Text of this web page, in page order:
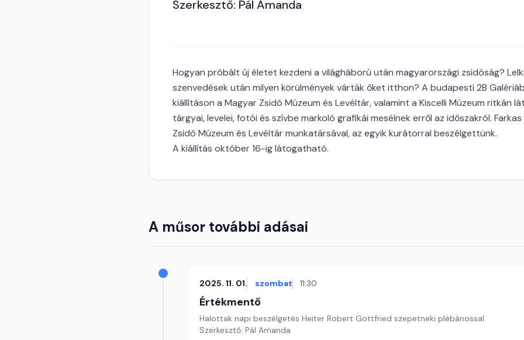
Szerkesztő: Pál Amanda
Hogyan próbált új életet kezdeni a világháború után magyarországi zsidóság?
szenvedések után milyen körülmények várták őket itthon? A budapesti 2B
kiállításon a Magyar Zsidó Múzeum és Levéltár, valamint a Kiscelli Múzeum ritkán
tárgyai, levelei, fotói és szívbe markoló grafikái mesélnek erről az időszakról.
Zsidó Múzeum és Levéltár munkatársával, az egyik kurátorral beszélgettünk.
A kiállítás október 16-ig látogatható.
A műsor további adásai
2025. 11. 01. szombat 11:30
Értékmentő
Halottak napi beszélgetés Heiter Robert Gottfried szepetneki plébánossal
Szerkesztő: Pál Amanda